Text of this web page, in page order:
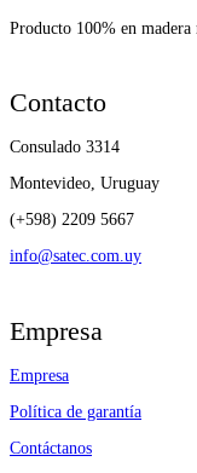
Producto 100% en
Contacto
Consulado 3314
Montevideo, Uruguay
(+598) 2209 5667
info@satec.com.uy
Empresa
Empresa
Política de garantía
Contáctanos